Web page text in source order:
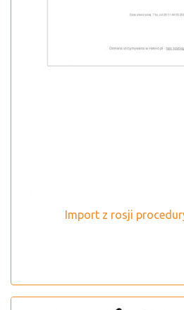
Import z rosji